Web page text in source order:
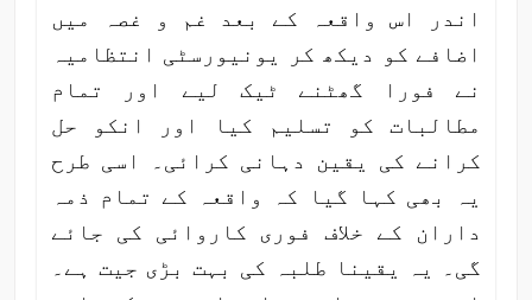
اندر اس واقعہ کے بعد غم و غصہ میں
اضافے کو دیکھ کر یونیورسٹی انتظامیہ
نے فورا گھٹنے ٹیک لیے اور تمام
مطالبات کو تسلیم کیا اور انکو حل
کرانے کی یقین دہانی کرائی۔ اسی طرح
یہ بھی کہا گیا کہ واقعہ کے تمام ذمہ
داران کے خلاف فوری کاروائی کی جائے
گی۔ یہ یقینا طلبہ کی بہت بڑی جیت ہے۔